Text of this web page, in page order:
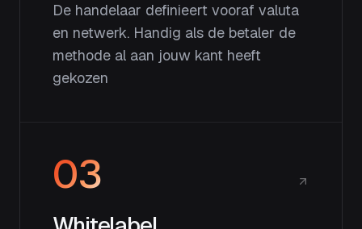
De handelaar definieert vooraf valuta
en netwerk. Handig als de betaler de
methode al aan jouw kant heeft
gekozen
03